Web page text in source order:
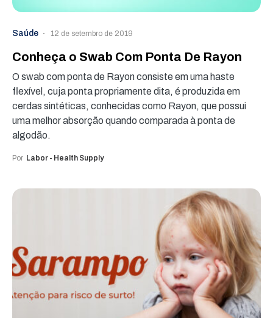
Saúde 12 de setembro de 2019
Conheça o Swab Com Ponta De Rayon
O swab com ponta de Rayon consiste em uma haste
flexível, cuja ponta propriamente dita, é produzida em
cerdas sintéticas, conhecidas como Rayon, que possui
uma melhor absorção quando comparada à ponta de
algodão.
Por Labor - Health Supply